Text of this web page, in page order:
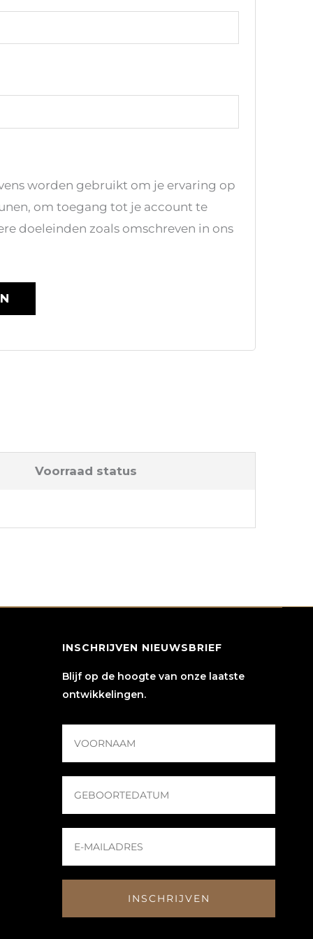
worden gebruikt om je ervaring op
om toegang tot je account te
doeleinden zoals omschreven in ons
Voorraad status
INSCHRIJVEN NIEUWSBRIEF
Blijf op de hoogte van onze laatste
ontwikkelingen.
INSCHRIJVEN